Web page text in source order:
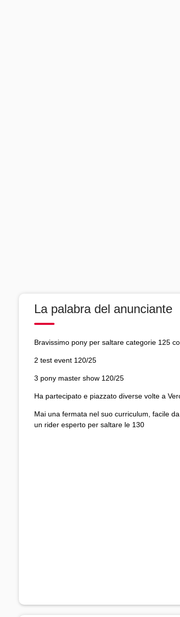
La palabra del anunciante
Bravissimo pony per saltare categorie 125
2 test event 120/25
3 pony master show 120/25
Ha partecipato e piazzato diverse volte a
Mai una fermata nel suo curriculum, facile
un rider esperto per saltare le 130